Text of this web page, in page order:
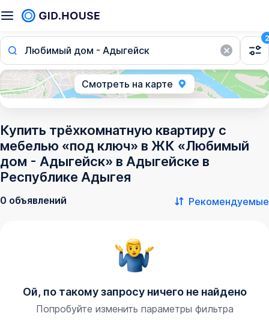
Любимый дом - Адыгейск
2
Смотреть на карте
Купить трёхкомнатную квартиру с
мебелью «под ключ» в ЖК «Любимый
дом - Адыгейск» в Адыгейске в
Республике Адыгея
0 объявлений Рекомендуемые
Ой, по такому запросу ничего не найдено
Попробуйте изменить параметры фильтра